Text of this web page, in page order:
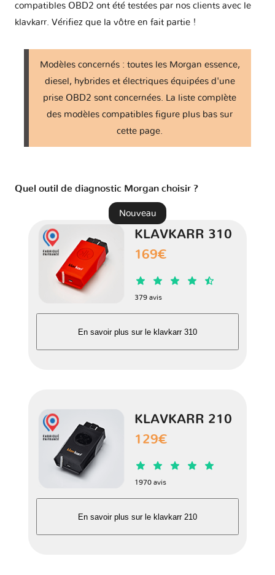
Daihatsu Datsun Dodge Dongfeng
Ducati Eagle FAW Ferrari
Fiat Ford Foton Fuso
Great Wall Haval Holden
Honda
Kawasaki
compatibles OBD2 ont été testées par nos clients avec le
klavkarr. Vérifiez que la vôtre en fait partie !
Modèles concernés : toutes les Morgan essence,
diesel, hybrides et électriques équipées d'une
prise OBD2 sont concernées. La liste complète
des modèles compatibles figure plus bas sur
cette page.
Quel outil de diagnostic Morgan choisir ?
Nouveau
KLAVKARR 310
169€
379 avis
En savoir plus sur le klavkarr 310
KLAVKARR 210
129€
1970 avis
En savoir plus sur le klavkarr 210